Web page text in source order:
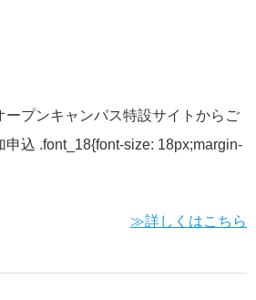
プンキャンパス特設サイトからご
込 .font_18{font-size: 18px;margin-
≫詳しくはこちら